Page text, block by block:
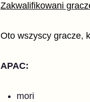
Zakwalifikowani
Oto wszyscy gracze,
APAC:
mori